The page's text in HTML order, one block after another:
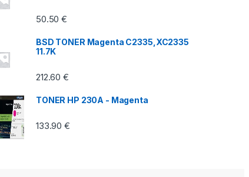
50.50€
BSD TONER Magenta C2335,XC2335
11.7K
212.60€
TONER HP 230A - Magenta
133.90€